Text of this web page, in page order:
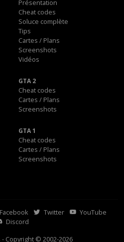
Présentation
Cheat codes
Soluce complète
Tips
Cartes / Plans
Screenshots
Vidéos
GTA 2
Cheat codes
Cartes / Plans
Screenshots
GTA 1
Cheat codes
Cartes / Plans
Screenshots
Facebook Twitter
YouTube
Discord
- Copyright © 2002-2026